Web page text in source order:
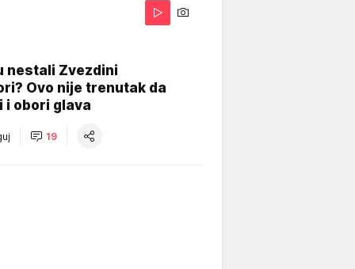
nestali Zvezdini
Ovo nije trenutak da
i obori glava
19